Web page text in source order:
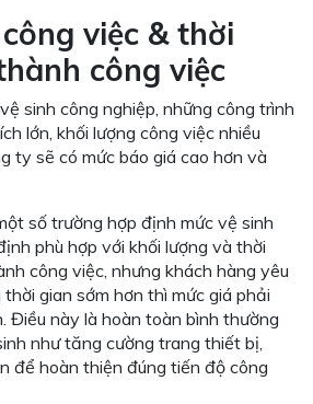
việc & thời
công việc
sinh công nghiệp, những công trình
lớn, khối lượng công việc nhiều
ty sẽ có mức báo giá cao hơn và
số trường hợp định mức vệ sinh
phù hợp với khối lượng và thời
công việc, nhưng khách hàng yêu
gian sớm hơn thì mức giá phải
Điều này là hoàn toàn bình thường
như tăng cường trang thiết bị,
để hoàn thiện đúng tiến độ công